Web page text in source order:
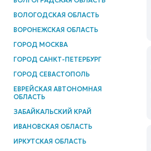
ВОЛОГОДСКАЯ ОБЛАСТЬ
ВОРОНЕЖСКАЯ ОБЛАСТЬ
ГОРОД МОСКВА
ГОРОД САНКТ-ПЕТЕРБУРГ
ГОРОД СЕВАСТОПОЛЬ
ЕВРЕЙСКАЯ АВТОНОМНАЯ
ОБЛАСТЬ
ЗАБАЙКАЛЬСКИЙ КРАЙ
ИВАНОВСКАЯ ОБЛАСТЬ
ИРКУТСКАЯ ОБЛАСТЬ